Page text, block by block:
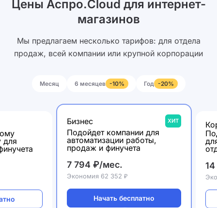
Цены Аспро.Cloud для интернет-
магазинов
Мы предлагаем несколько тарифов: для отдела
продаж, всей компании или крупной корпорации
Месяц 6 месяцев -10% Год -20%
для
Бизнес ХИТ
Подойдет компании для
автоматизации работы,
продаж и финучета
7 794 ₽/мес.
Экономия 62 352 ₽
Начать бесплатно